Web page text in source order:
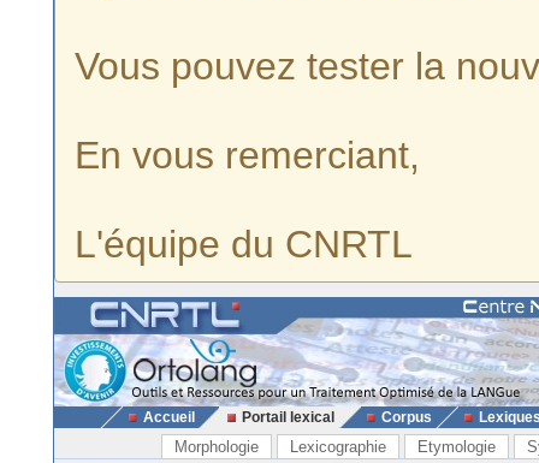
Vous pouvez tester la
En vous remerciant,
L'équipe du CNRTL
Accueil Portail lexical Corpus
Morphologie Lexicographie Etymologie